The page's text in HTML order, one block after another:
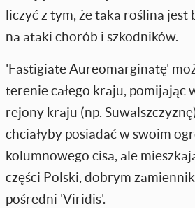
liczyć z tym, że taka roślina jest
na ataki chorób i szkodników.
'Fastigiate Aureomarginatę'
terenie całego kraju, pomijając
rejony kraju (np.
chciałyby posiadać w swoim
kolumnowego cisa, ale
części Polski, dobrym
pośredni 'Viridis'.